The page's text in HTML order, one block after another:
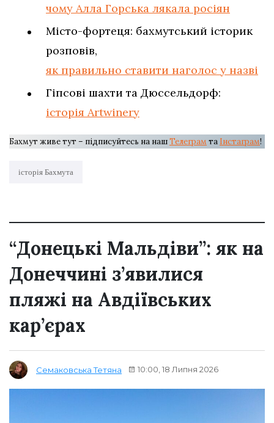
чому Алла Горська лякала росіян
Місто-фортеця: бахмутський історик
розповів,
як правильно ставити наголос у назві
Гіпсові шахти та Дюссельдорф:
історія Artwinery
Бахмут живе тут – підписуйтесь на нашТелеграм та Інстаграм!
історія Бахмута
“Донецькі Мальдіви”: як на
Донеччині з’явилися
пляжі на Авдіївських
кар’єрах
Семаковська Тетяна 10:00, 18 Липня 2026